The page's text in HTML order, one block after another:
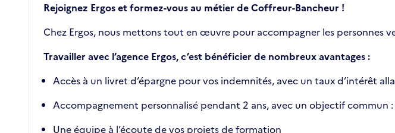
Rejoignez Ergos et formez-vous au métier de Coffreur-Bancheur !
Chez Ergos, nous mettons tout en œuvre pour accompagner les personnes
Travailler avec l’agence Ergos, c’est bénéficier de nombreux avantages :
Accès à un livret d’épargne pour vos indemnités, avec un taux d’intérêt
Accompagnement personnalisé pendant 2 ans, avec un objectif commun
Une équipe à l’écoute de vos projets de formation